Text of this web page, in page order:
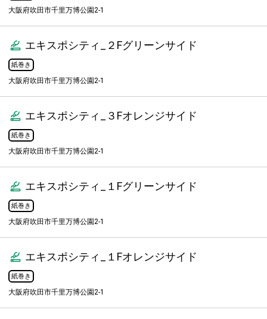
大阪府吹田市千里万博公園2-1
エキスポシティ_２Fグリーンサイド
紙巻き
大阪府吹田市千里万博公園2-1
エキスポシティ_３Fオレンジサイド
紙巻き
大阪府吹田市千里万博公園2-1
エキスポシティ_１Fグリーンサイド
紙巻き
大阪府吹田市千里万博公園2-1
エキスポシティ_１Fオレンジサイド
紙巻き
大阪府吹田市千里万博公園2-1